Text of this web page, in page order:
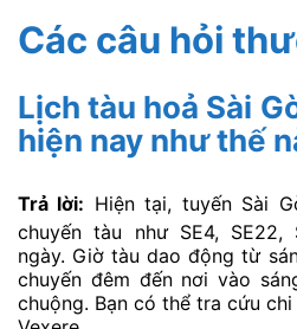
Các câu hỏi
Lịch tàu hoả Sài
hiện nay như thế
Trả lời: Hiện tại, tuyến Sài
chuyến tàu như SE4, SE22,
ngày. Giờ tàu dao động từ
chuyến đêm đến nơi vào
chuộng. Bạn có thể tra cứu